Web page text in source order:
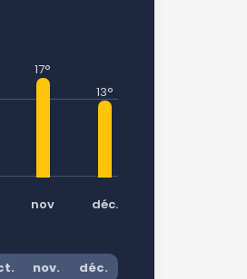
nov
17°
déc.
13°
nov.
déc.